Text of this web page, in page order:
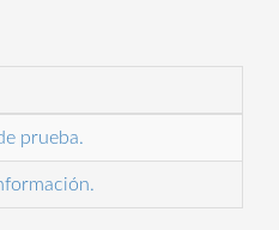
prueba.